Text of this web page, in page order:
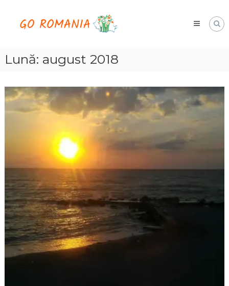
contentRomania
Lună: august 2018